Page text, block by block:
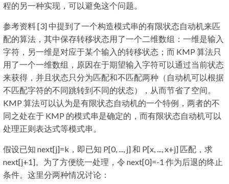
程的另一种实现，可以避免这个问题。
参考资料 [3] 中提到了一个构造模式串的有限状态自动机来匹
配的算法，其中保存转移状态用了一个二维数组：一维是输入
字符，另一维是对应于某个输入的转移状态；而 KMP 算法只
用了一个一维数组，原因在于期望输入字符可以通过当前状态
来获得，并且状态只分为匹配和不匹配两种（自动机可以根据
不匹配字符的不同跳转到不同的状态），从而节省了空间。
KMP 算法可以认为是有限状态自动机的一个特例，两者的不
同之处在于 KMP 的模式串是确定的，而有限状态自动机可以
处理正则表达式等模式串。
假设已知 next[j]=k，即已知 P[0, ..., j] 和 P[x, ..., x+j] 匹配，求
next[j+1]。为了方便统一处理，令 next[0]=-1 作为后退的终止
条件。这里分两种情况讨论：